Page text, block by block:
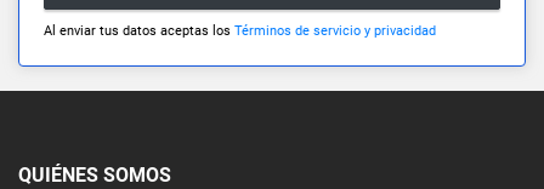
Al enviar tus datos aceptas los Términos de servicio y privacidad
QUIÉNES SOMOS